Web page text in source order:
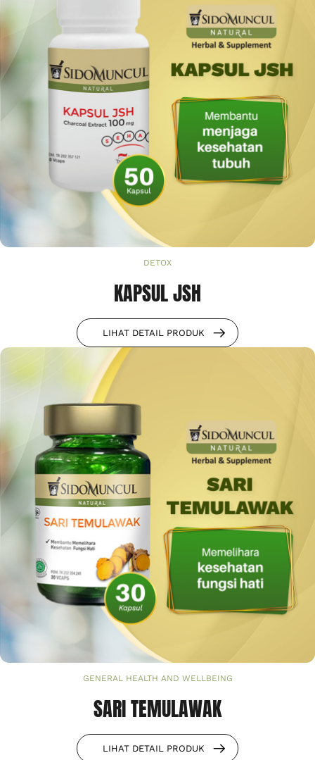
DETOX
KAPSUL JSH
LIHAT DETAIL PRODUK
GENERAL HEALTH AND WELLBEING
SARI TEMULAWAK
LIHAT DETAIL PRODUK